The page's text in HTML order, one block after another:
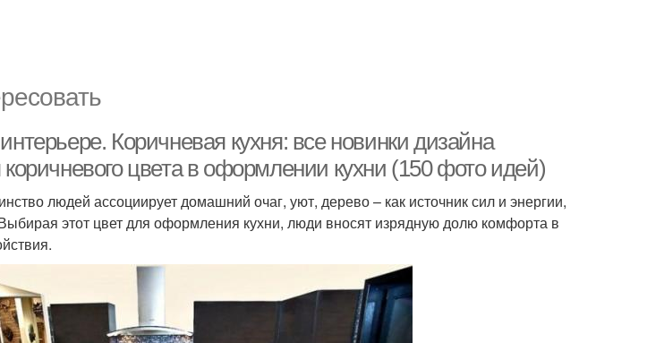
Коричневая кухня: все новинки дизайна
коричневого цвета в оформлении кухни (150 фото идей)
людей ассоциирует домашний очаг, уют, дерево – как источник сил и энергии,
этот цвет для оформления кухни, люди вносят изрядную долю комфорта в